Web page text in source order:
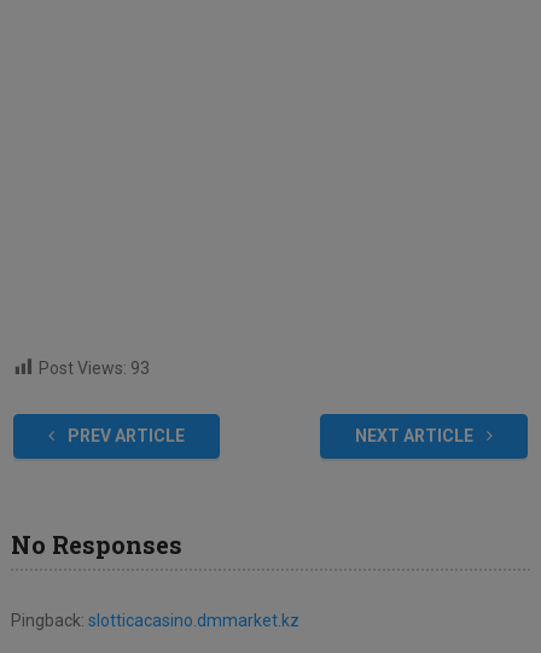
Post Views: 93
PREV ARTICLE NEXT ARTICLE
No Responses
Pingback: slotticacasino.dmmarket.kz